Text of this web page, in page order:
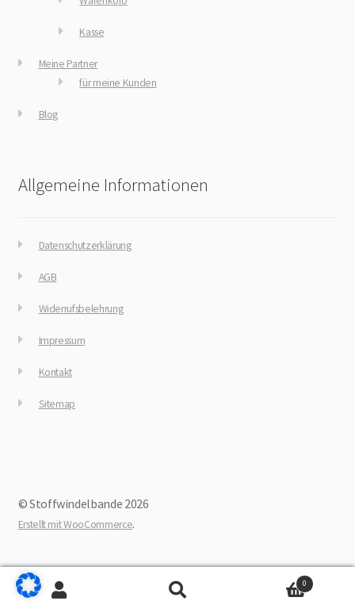
Kasse
Meine Partner
für meine Kunden
Blog
Allgemeine Informationen
Datenschutzerklärung
AGB
Widerrufsbelehrung
Impressum
Kontakt
Sitemap
© Stoffwindelbande 2026
Erstellt mit WooCommerce.
Suche
Suchen
0